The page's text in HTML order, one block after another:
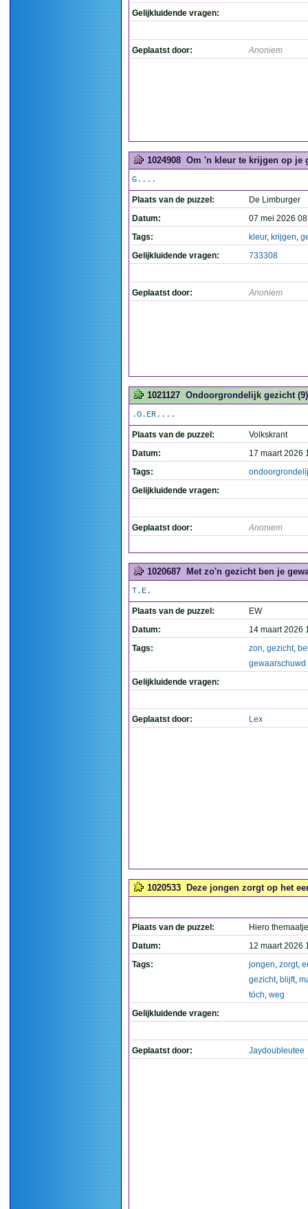
Gelijkluidende vragen:
Geplaatst door: Anoniem
1024908 Om 'n kleur te krijgen op je
G....
Plaats van de puzzel:
De Limburger
Datum:
07 mei 2026
Tags:
kleur, krijgen,
Gelijkluidende vragen:
733308
Geplaatst door: Anoniem
1021127 Ondoorgrondelijk gezicht (9)
.O.ER....
Plaats van de puzzel:
Volkskrant
Datum:
17 maart 2026
Tags:
Gelijkluidende vragen:
Geplaatst door: Anoniem
1020687 Met zo'n gezicht ben je
T.E.
Plaats van de puzzel:
EW
Datum:
14 maart 2026
Tags:
zon, gezicht,
gewaarschuwd
Gelijkluidende vragen:
Geplaatst door: Lex
1020533 Deze jongen zorgt op het
Plaats van de puzzel:
Hiero themaatje
Datum:
12 maart 2026
Tags:
jongen, zorgt,
gezicht, blijft,
tóch, weg
Gelijkluidende vragen:
Geplaatst door: Jaydoubleutee